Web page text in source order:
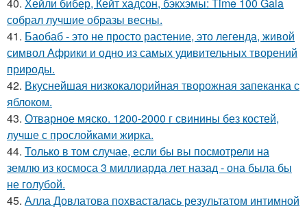
собрал лучшие образы весны.
41. Баобаб - это не просто растение, это легенда, живой
символ Африки и одно из самых удивительных творений
природы.
42. Вкуснейшая низкокалорийная творожная запеканка с
яблоком.
43. Отварное мяско. 1200-2000 г свинины без костей,
лучше с прослойками жирка.
44. Только в том случае, если бы вы посмотрели на
землю из космоса 3 миллиарда лет назад - она была бы
не голубой.
45. Алла Довлатова похвасталась результатом интимной